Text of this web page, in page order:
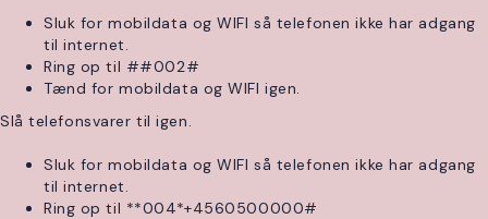
Sluk for mobildata og WIFI så telefonen ikke har adgang
til internet.
Ring op til ##002#
Tænd for mobildata og WIFI igen.
Slå telefonsvarer til igen.
Sluk for mobildata og WIFI så telefonen ikke har adgang
til internet.
Ring op til **004*+4560500000#